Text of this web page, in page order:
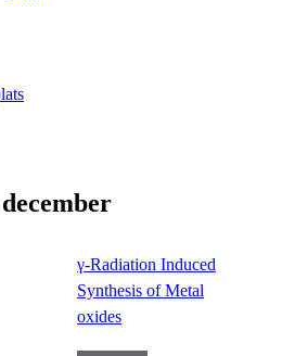
γ-Radiation Induced
Synthesis of Metal
oxides